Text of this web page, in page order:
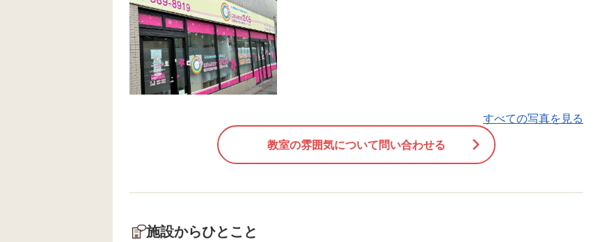
すべての写真を見る
教室の雰囲気について問い合わせる
施設からひとこと